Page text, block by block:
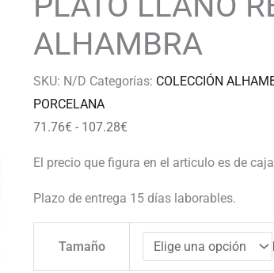
ALHAMBRA
SKU: N/D Categorías: COLECCIÓN
PORCELANA
71.76€ - 107.28€
hasta
El precio que figura en el articulo es de
Plazo de entrega 15 días laborables.
Tamaño